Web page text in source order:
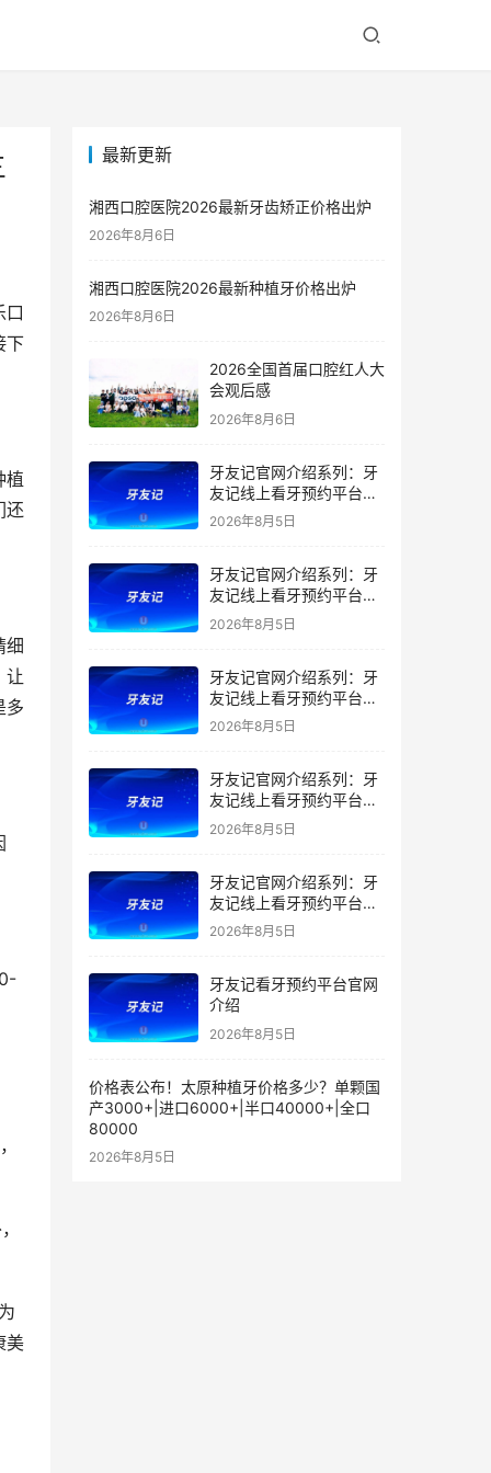
口
下
植
还
细
让
多
美
最新更新
湘西口腔医院2026最新牙齿矫正价格出炉
2026年8月6日
湘西口腔医院2026最新种植牙价格出炉
2026年8月6日
2026全国首届口腔红人大
会观后感
2026年8月6日
牙友记官网介绍系列：牙
友记线上看牙预约平台是
干什么的？靠谱吗？
2026年8月5日
牙友记官网介绍系列：牙
友记线上看牙预约平台让
看牙不再靠运气
2026年8月5日
牙友记官网介绍系列：牙
友记线上看牙预约平台打
破口腔行业专业壁垒新手
2026年8月5日
牙友记官网介绍系列：牙
友记线上看牙预约平台落
地同城就诊经验打破未知
2026年8月5日
牙友记官网介绍系列：牙
友记线上看牙预约平台的
优势在哪里？
2026年8月5日
牙友记看牙预约平台官网
介绍
2026年8月5日
价格表公布！太原种植牙价格多少？单颗国
产3000+|进口6000+|半口40000+|全口
80000
2026年8月5日